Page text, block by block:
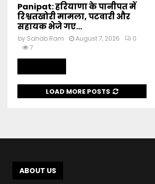
Panipat: हरियाणा के पानीपत में
रिश्वतखोरी मामला, पटवारी और
सहायक भेजे गए...
by Sahab Ram August 7, 2026
0
7
LOAD MORE POSTS
ABOUT US